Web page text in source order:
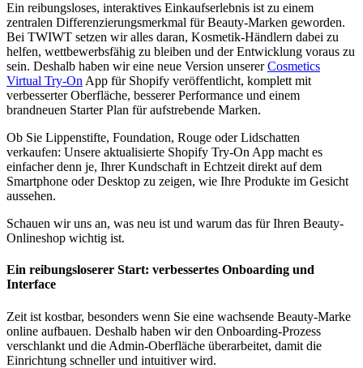
Ein reibungsloses, interaktives Einkaufserlebnis ist zu einem
zentralen Differenzierungsmerkmal für Beauty-Marken geworden.
Bei TWIWT setzen wir alles daran, Kosmetik-Händlern dabei zu
helfen, wettbewerbsfähig zu bleiben und der Entwicklung voraus zu
sein. Deshalb haben wir eine neue Version unsererCosmetics
Virtual Try-On App für Shopify veröffentlicht, komplett mit
verbesserter Oberfläche, besserer Performance und einem
brandneuen Starter Plan für aufstrebende Marken.
Ob Sie Lippenstifte, Foundation, Rouge oder Lidschatten
verkaufen: Unsere aktualisierte Shopify Try-On App macht es
einfacher denn je, Ihrer Kundschaft in Echtzeit direkt auf dem
Smartphone oder Desktop zu zeigen, wie Ihre Produkte im Gesicht
aussehen.
Schauen wir uns an, was neu ist und warum das für Ihren Beauty-
Onlineshop wichtig ist.
Ein reibungsloserer Start: verbessertes Onboarding und
Interface
Zeit ist kostbar, besonders wenn Sie eine wachsende Beauty-Marke
online aufbauen. Deshalb haben wir den Onboarding-Prozess
verschlankt und die Admin-Oberfläche überarbeitet, damit die
Einrichtung schneller und intuitiver wird.